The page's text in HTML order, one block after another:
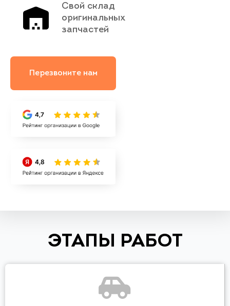
Свой склад
оригинальных
запчастей
Перезвоните нам
ЭТАПЫ РАБОТ